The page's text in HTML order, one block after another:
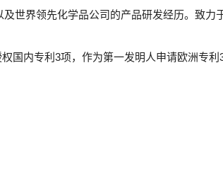
世界领先化学品公司的产品研发经历。致力
国内专利3项，作为第一发明人申请欧洲专利